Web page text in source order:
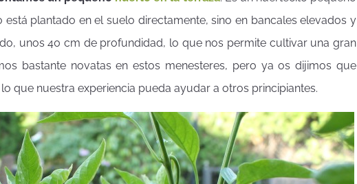
plantado en el suelo directamente, sino en bancales elevados y
unos 40 cm de profundidad, lo que nos permite cultivar una gran
bastante novatas en estos menesteres, pero ya os dijimos que
que nuestra experiencia pueda ayudar a otros principiantes.